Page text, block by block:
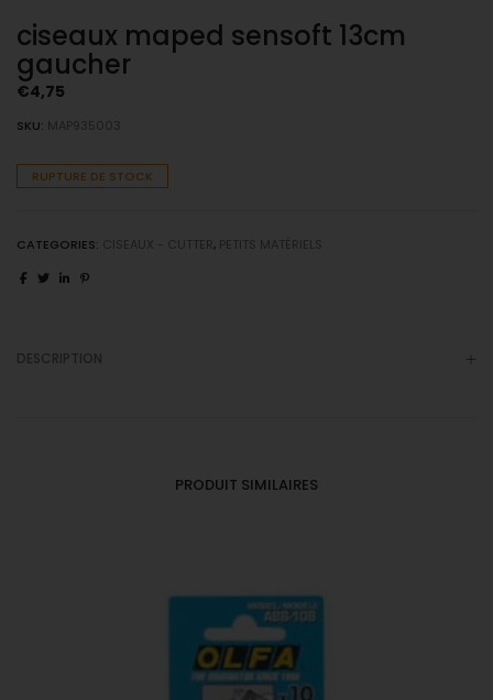
ciseaux maped sensoft 13cm
gaucher
€4,75
SKU: MAP935003
RUPTURE DE STOCK
CATEGORIES: CISEAUX - CUTTER, PETITS MATÉRIELS
DESCRIPTION
PRODUIT SIMILAIRES